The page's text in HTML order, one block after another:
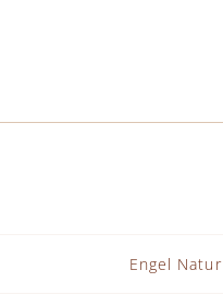
Engel Natur